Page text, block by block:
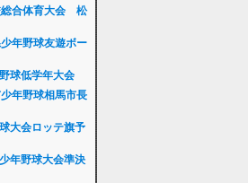
総合体育大会 松
年野球友遊ボー
球低学年大会
年野球相馬市長
大会ロッテ旗予
年野球大会準決